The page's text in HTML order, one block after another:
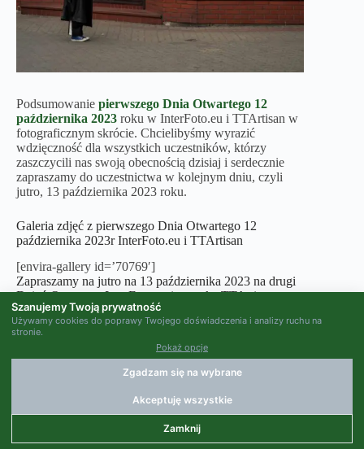
Podsumowanie pierwszego Dnia Otwartego 12
października 2023 roku w InterFoto.eu i TTArtisan w
fotograficznym skrócie. Chcielibyśmy wyrazić
wdzięczność dla wszystkich uczestników, którzy
zaszczycili nas swoją obecnością dzisiaj i serdecznie
zapraszamy do uczestnictwa w kolejnym dniu, czyli
jutro, 13 października 2023 roku.
Galeria zdjęć z pierwszego Dnia Otwartego 12
października 2023r InterFoto.eu i TTArtisan
[envira-gallery id=’70769′]
Zapraszamy na jutro na 13 października 2023 na drugi
Dzień Otwarty z InterFoto.eu i z marką TTArtisan
Copyright © 2025InterFoto.eu
Szanujemy Twoją prywatność
Używamy cookies do poprawy Twojego doświadczenia i analizy ruchu na
stronie.
Pokaż opcje
Zgadzam się na wybrane
Akceptuję wszystkie
Zamknij